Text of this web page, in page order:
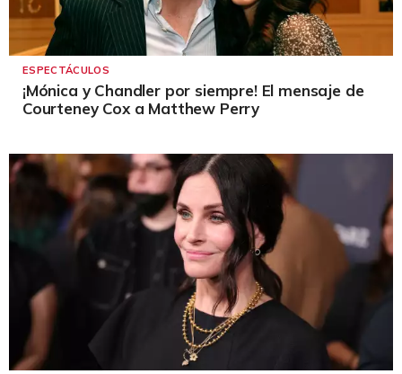
ESPECTÁCULOS
¡Mónica y Chandler por siempre! El mensaje de
Courteney Cox a Matthew Perry